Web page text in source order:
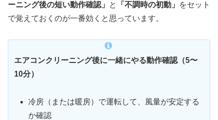
ーニング後の短い動作確認」
と 「不調時の初動」
をセット
で覚えておくのが一番効くと思っています。
エアコンクリーニング後に一緒にやる動作確認（5〜
10分）
冷房（または暖房）で運転して、風量が安定する
か確認